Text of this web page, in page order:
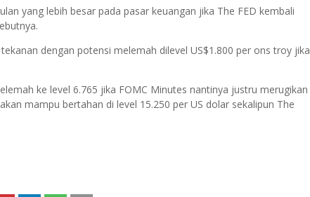
yang lebih besar pada pasar keuangan jika The FED kembali
dengan potensi melemah dilevel US$1.800 per ons troy jika
ke level 6.765 jika FOMC Minutes nantinya justru merugikan
mampu bertahan di level 15.250 per US dolar sekalipun The